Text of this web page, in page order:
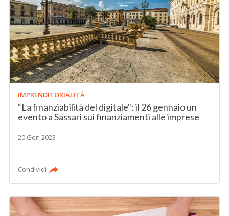
IMPRENDITORIALITÀ
“La finanziabilità del digitale": il 26 gennaio un
evento a Sassari sui finanziamenti alle imprese
20 Gen 2023
Condividi